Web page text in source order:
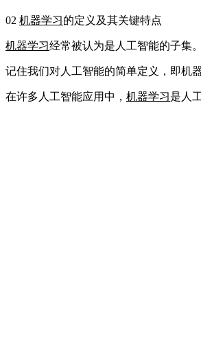
02 机器学习的定义及其关键特点
机器学习经常被认为是人工智能的子集
记住我们对人工智能的简单定义，即机
在许多人工智能应用中， 机器学习是人